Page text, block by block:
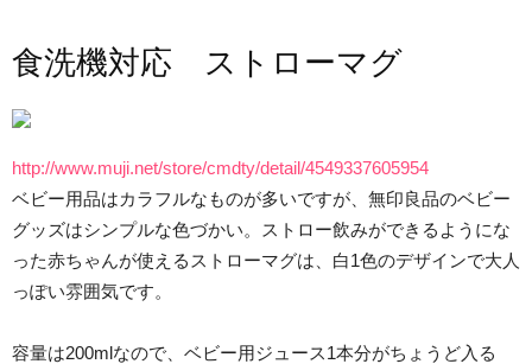
食洗機対応 ストローマグ
http://www.muji.net/store/cmdty/detail/4549337605954
ベビー用品はカラフルなものが多いですが、無印良品のベビー
グッズはシンプルな色づかい。ストロー飲みができるようにな
った赤ちゃんが使えるストローマグは、白1色のデザインで大人
っぽい雰囲気です。
容量は200mlなので、ベビー用ジュース1本分がちょうど入る